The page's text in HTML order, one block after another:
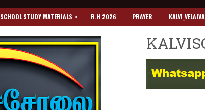
SCHOOL STUDY MATERIALS » R.H 2026 PRAYER